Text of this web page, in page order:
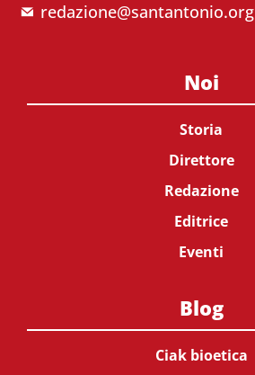
redazione@santantonio.org
Noi
Storia
Direttore
Redazione
Editrice
Eventi
Blog
Ciak bioetica